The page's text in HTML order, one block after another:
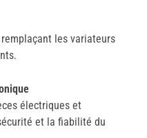
les variateurs
électriques et
et la fiabilité du